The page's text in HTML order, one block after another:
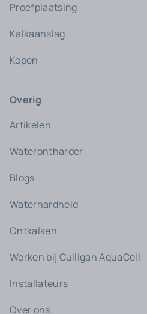
Proefplaatsing
Kalkaanslag
Kopen
Overig
Artikelen
Waterontharder
Blogs
Waterhardheid
Ontkalken
Werken bij Culligan AquaCell
Installateurs
Over ons